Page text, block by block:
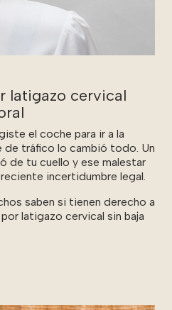
latigazo cervical
el coche para ir a la
de tráfico lo cambió todo. Un
de tu cuello y ese malestar
incertidumbre legal.
saben si tienen derecho a
latigazo cervical sin baja